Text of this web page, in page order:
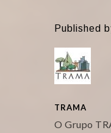
Published
TRAMA
O Grupo